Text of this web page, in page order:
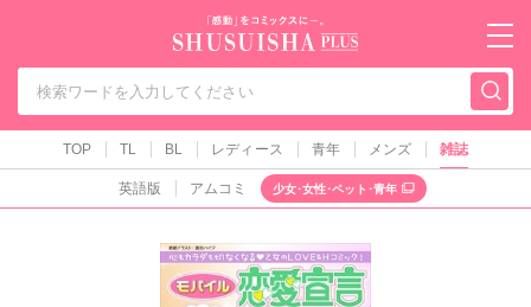
秋水社PLUS（テ
TOP TL BL レディース 青年 メンズ 雑誌
英語版 アムコミ 少女･女性･ペット･青年